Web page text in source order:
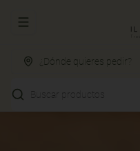
Abrir menu de navegación
¿Dónde quieres pedir?
Buscar productos